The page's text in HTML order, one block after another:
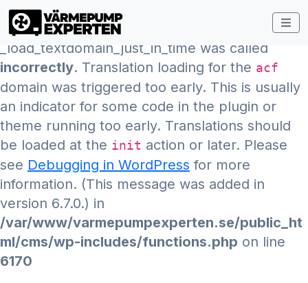
Notice: Function
_load_textdomain_just_in_time was called
incorrectly. Translation loading for the acf
domain was triggered too early. This is usually
an indicator for some code in the plugin or
theme running too early. Translations should
be loaded at the init action or later. Please
see Debugging in WordPress for more
information. (This message was added in
version 6.7.0.) in
/var/www/varmepumpexperten.se/public_ht
ml/cms/wp-includes/functions.php on line
6170